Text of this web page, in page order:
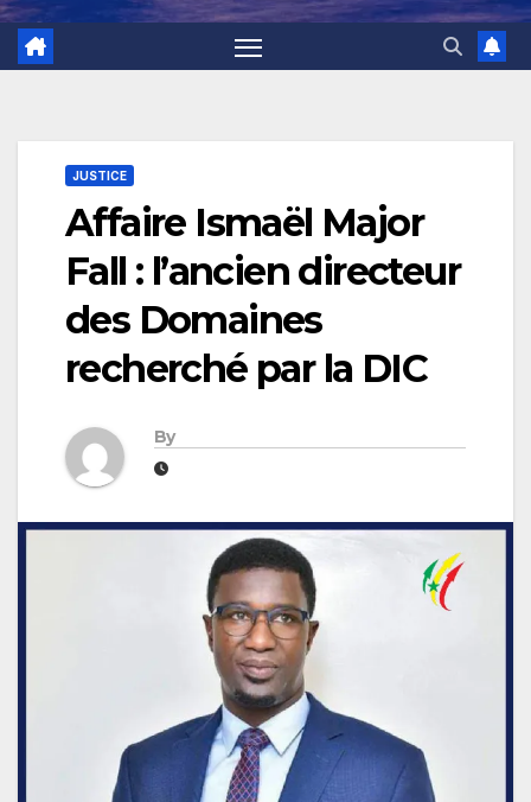
JUSTICE
Affaire Ismaël Major
Fall : l’ancien directeur
des Domaines
recherché par la DIC
By